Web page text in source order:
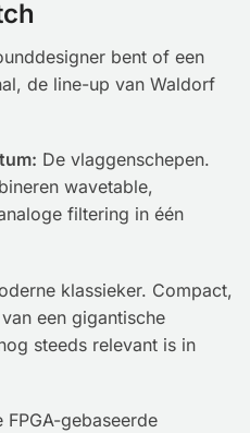
bent of een
de line-up van Waldorf
De vlaggenschepen.
wavetable,
filtering in één
klassieker. Compact,
een gigantische
steeds relevant is in
FPGA-gebaseerde